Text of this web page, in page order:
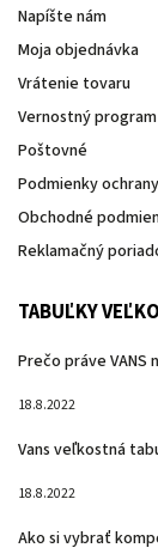
Napíšte nám
Moja objednávka
Vrátenie tovaru
Vernostný program
Poštovné
Podmienky
Obchodné
Reklamačný
TABUĽKY
Prečo práve VANS
18.8.2022
Vans veľkostná
18.8.2022
Ako si vybrať